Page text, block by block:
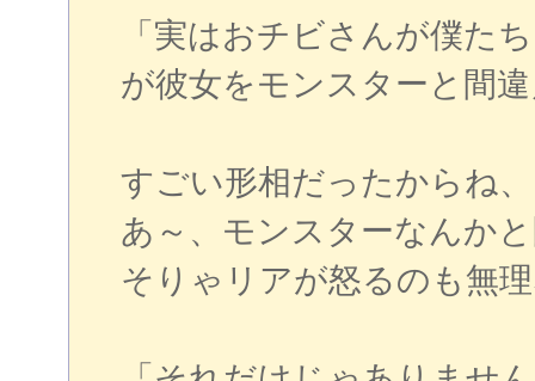
「実はおチビさんが僕た
が彼女をモンスターと間
すごい形相だったからね
あ～、モンスターなんか
そりゃリアが怒るのも無